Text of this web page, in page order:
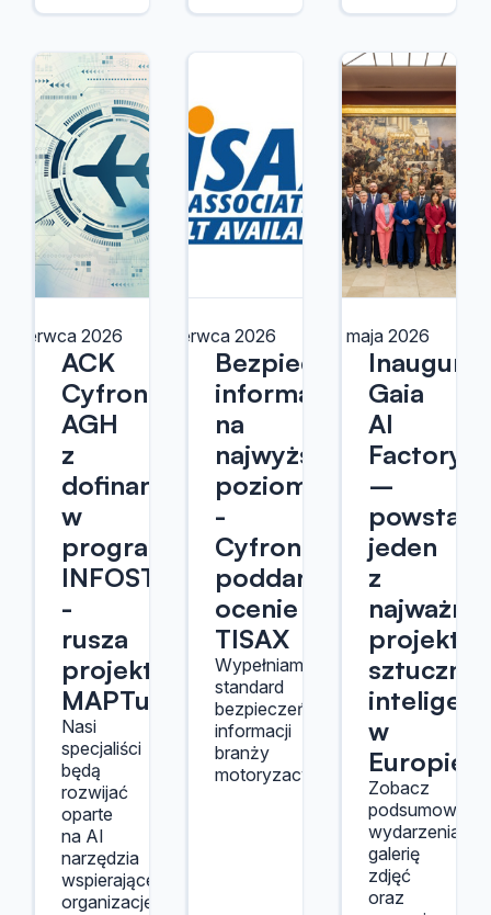
czerwca 2026
ACK
Cyfronet
AGH
z
dofinansowaniem
w
programie
INFOSTRATEG
-
rusza
projekt
MAPTur
Nasi
specjaliści
będą
rozwijać
oparte
na AI
narzędzia
wspierające
organizację
12 czerwca 2026
Bezpieczeństwo
informacji
na
najwyższym
poziomie
-
Cyfronet
poddany
ocenie
TISAX
Wypełniamy
standard
bezpieczeństwa
informacji
branży
motoryzacyjnej.
12 maja 2026
Gaia
AI
Factory
–
powstaje
jeden
z
sztucznej
w
Europie
Zobacz
podsumowanie
wydarzenia,
galerię
zdjęć
oraz